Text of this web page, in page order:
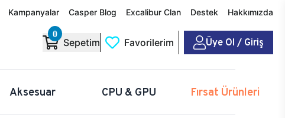
Kampanyalar Casper Blog Excalibur Clan Destek Hakkımızda
0
Sepetim Favorilerim Üye Ol / Giriş
Aksesuar CPU & GPU Fırsat Ürünleri